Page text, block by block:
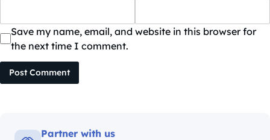
Save my name, email, and website in this browser for
the next time I comment.
Post Comment
Partner with us